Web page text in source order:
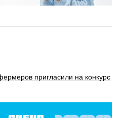
пригласили на конкурс